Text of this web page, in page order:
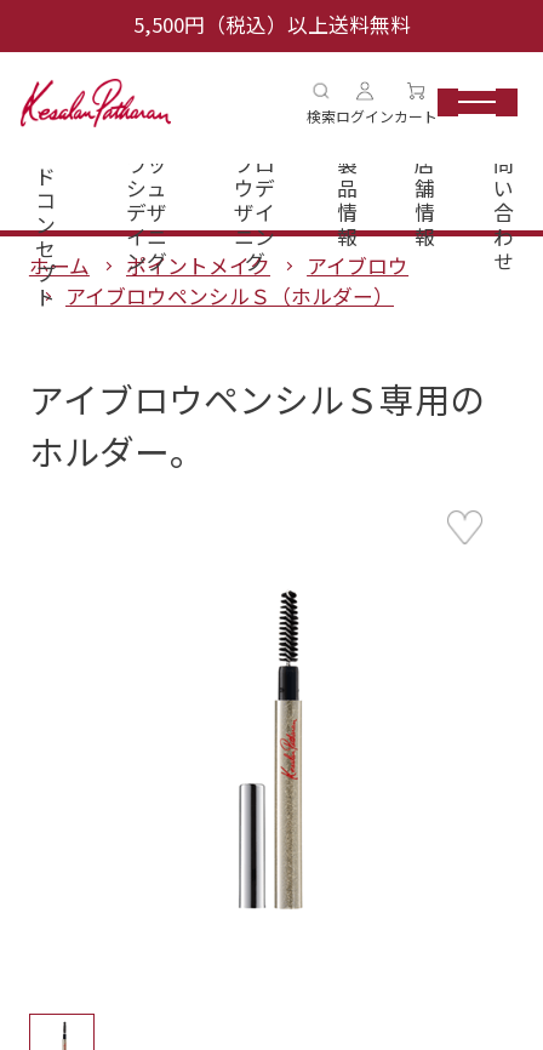
5,500円（税込）以上送料無料
検索ログインカート
ブ
ラ
ド
コ
ン
セ
プ
ト
ラッ
シュ
デザ
イニ
ング
ブロ
ウデ
ザイ
ニン
グ
製
品
情
報
店
舗
情
報
問
い
合
わ
せ
ホーム ポイントメイク
アイブロウ
アイブロウペンシルＳ（ホルダー）
アイブロウペンシルＳ専用の
ホルダー。